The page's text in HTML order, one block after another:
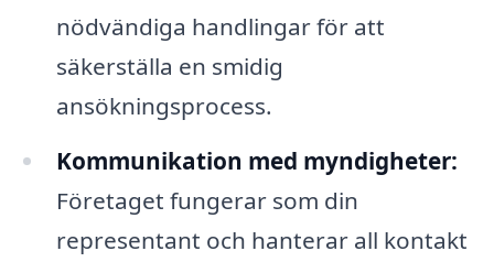
nödvändiga handlingar för att
säkerställa en smidig
ansökningsprocess.
Kommunikation med myndigheter:
Företaget fungerar som din
representant och hanterar all kontakt